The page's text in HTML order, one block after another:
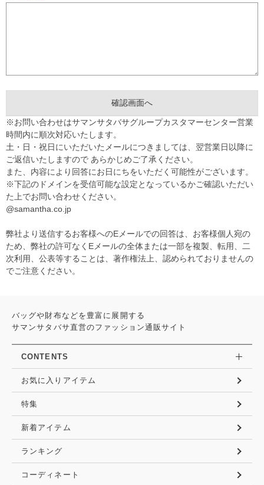
※お問い合わせはサマンサタバサグループカスタマーセンター営業
時間内に順次対応いたします。
土・日・祝日にいただいたメールにつきましては、翌営業日以降に
ご返信いたしますので あらかじめご了承ください。
また、内容により回答にお日にちをいただく可能性がございます。
※下記のドメインを受信可能な設定となっているかご確認いただい
た上でお問い合わせください。
@samantha.co.jp
弊社より送信するお客様へのEメールでの回答は、お客様個人宛の
ため、弊社の許可なくEメールの全体または一部を複製、転用、二
次利用、公表等することは、著作権法上、認められておりませんの
でご注意ください。
バッグや財布などを豊富に展開する
サマンサタバサ直営のファッション通販サイト
CONTENTS
お気に入りアイテム
特集
新着アイテム
ランキング
コーディネート